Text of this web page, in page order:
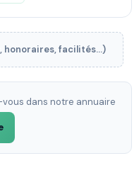
honoraires, facilités...)
dans notre annuaire